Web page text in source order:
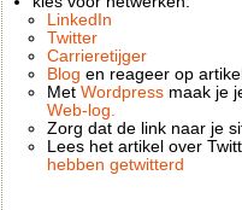
LinkedIn
Twitter
Carrieretijger
Blog en reageer op
Met Wordpressmaak je
Web-log.
Zorg dat de link naar je
Lees het artikel over
hebben getwitterd